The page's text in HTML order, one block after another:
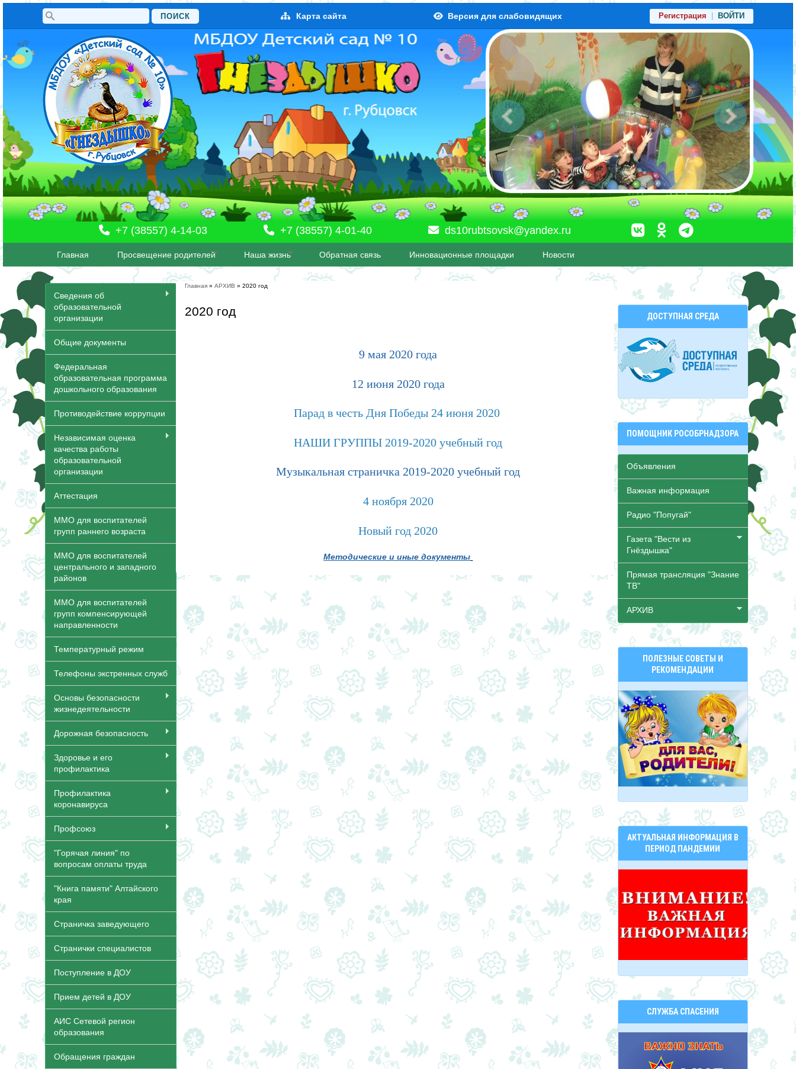
Форма поиска
Поиск Карта сайта Версия для слабовидящих Регистрация ВОЙТИ
Назад Далее
+7 (38557) 4-14-03 +7 (38557) 4-01-40 ds10rubtsovsk@yandex.ru
Главная Просвещение родителей Наша жизнь Обратная связь Инновационные площадки Новости
Сведения об
образовательной
организации
Общие документы
Федеральная
образовательная программа
дошкольного образования
Противодействие коррупции
Независимая оценка
качества работы
образовательной
организации
Аттестация
ММО для воспитателей
групп раннего возраста
ММО для воспитателей
центрального и западного
районов
ММО для воспитателей
групп компенсирующей
направленности
Температурный режим
Телефоны экстренных служб
Основы безопасности
жизнедеятельности
Дорожная безопасность
Здоровье и его
профилактика
Профилактика
коронавируса
Профсоюз
"Горячая линия" по
вопросам оплаты труда
"Книга памяти" Алтайского
края
Страничка заведующего
Странички специалистов
Поступление в ДОУ
Прием детей в ДОУ
АИС Сетевой регион
образования
Обращения граждан
Главная »АРХИВ » 2020 год
2020 год
9 мая 2020 года
12 июня 2020 года
Парад в честь Дня Победы 24 июня 2020
НАШИ ГРУППЫ 2019-2020 учебный год
Музыкальная страничка 2019-2020 учебный год
4 ноября 2020
Новый год 2020
Методические и иные документы
ДОСТУПНАЯ СРЕДА
ПОМОЩНИК РОСОБРНАДЗОРА
Объявления
Важная информация
Радио "Попугай"
Газета "Вести из
Гнёздышка"
Прямая трансляция "Знание
ТВ"
АРХИВ
ПОЛЕЗНЫЕ СОВЕТЫ И
РЕКОМЕНДАЦИИ
АКТУАЛЬНАЯ ИНФОРМАЦИЯ В
ПЕРИОД ПАНДЕМИИ
СЛУЖБА СПАСЕНИЯ